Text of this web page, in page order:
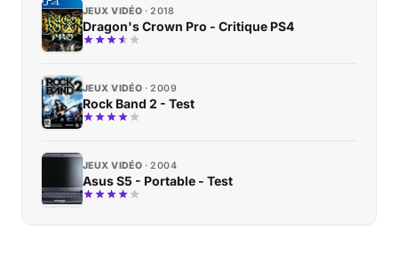
JEUX VIDÉO 2018
Dragon's Crown Pro - Critique PS4
JEUX VIDÉO 2009
Rock Band 2 - Test
JEUX VIDÉO 2004
Asus S5 - Portable - Test